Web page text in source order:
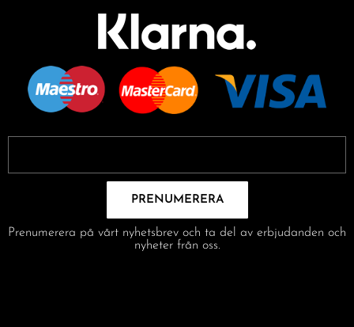
PRENUMERERA
Prenumerera på vårt nyhetsbrev och ta del av erbjudanden och
nyheter från oss.